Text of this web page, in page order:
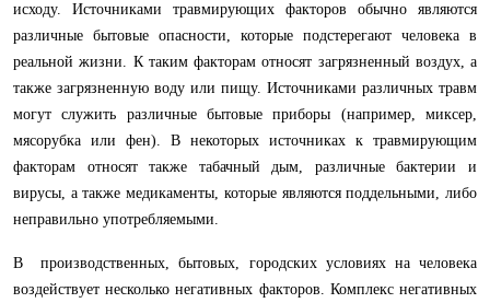
исходу. Источниками травмирующих факторов обычно являются
различные бытовые опасности, которые подстерегают человека в
реальной жизни. К таким факторам относят загрязненный воздух, а
также загрязненную воду или пищу. Источниками различных травм
могут служить различные бытовые приборы (например, миксер,
мясорубка или фен). В некоторых источниках к травмирующим
факторам относят также табачный дым, различные бактерии и
вирусы, а также медикаменты, которые являются поддельными, либо
неправильно употребляемыми.
В производственных, бытовых, городских условиях на человека
воздействует несколько негативных факторов. Комплекс негативных